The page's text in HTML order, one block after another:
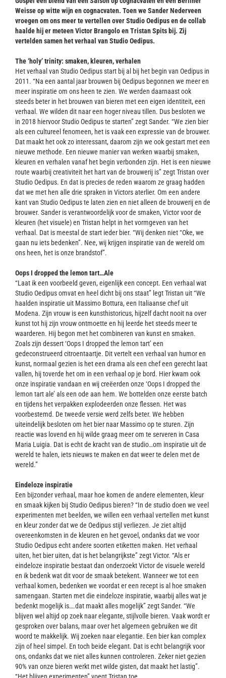
Contact
Weisse op witte wijn en cognacvaten. Toen we Sander Nederveen
vroegen om ons meer te vertellen over Studio Oedipus en de collab
haalde hij er meteen Victor Brangolo en Tristan Spits bij. Zij
vertelden samen het verhaal van Studio Oedipus.
The ‘holy’ trinity: smaken, kleuren, verhalen
Het verhaal van Studio Oedipus start bij al bij het begin van Oedipus in
2011. “Na een aantal jaar brouwen bij Oedipus begonnen we meer en
meer inspiratie om ons heen te zien. We werden daarnaast ook
steeds beter in het brouwen van bieren met een eigen identiteit, een
verhaal. We wilden dit naar een hoger niveau tillen. Dus besloten we
in 2018 hiervoor Studio Oedipus te starten” zegt Sander. “We zien bier
als een cultureel fenomeen, het is vaak een expressie van de brouwer.
Dat maakt het ook zo interessant, daarom zijn we ook gestart met een
nieuwe methode. Een nieuwe manier van werken waarbij smaken,
kleuren en verhalen vanaf het begin verbonden zijn. Het is een nieuwe
route waarbij creativiteit het hart van de brouwerij is” zegt Tristan over
Studio Oedipus. En dat is precies de reden waarom ze graag hadden
dat we met hen alle drie spraken in Victors aterlier. Om een andere
kant van Studio Oedipus te laten zien en niet alleen de brouwerij en de
brouwer. Sander is verantwoordelijk voor de smaken, Victor voor de
kleuren (het visuele) en Tristan helpt in het vormgeven van het
verhaal. Dat is meestal de start ieder bier. “Wij denken niet “Oke, we
gaan nu iets bedenken”. Nee, wij krijgen inspiratie van de wereld om
ons heen, het is onze brandstof”.
Oops I dropped the lemon tart…Ale
“Laat ik een voorbeeld geven, eigenlijk een concept. Een verhaal wat
Studio Oedipus omvat en heel dicht bij ons staat” legt Tristan uit “We
haalden inspiratie uit Massimo Bottura, een Italiaanse chef uit
Modena. Zijn vrouw is een kunsthistoricus, hijzelf dacht nooit na over
kunst tot hij zijn vrouw ontmoette en hij leerde het steeds meer te
waarderen. Hij begon met het combineren van kunst en smaken.
Zoals zijn dessert ‘Oops I dropped the lemon tart’ een
gedeconstrueerd citroentaartje. Dit vertelt een verhaal van humor en
kunst, normaal gezien is het een drama als een chef een gerecht laat
vallen, hij toverde het om in een verhaal op je bord. Hier kwam ook
onze inspiratie vandaan en wij creëerden onze ‘Oops I dropped the
lemon tart ale’ als een ode aan hem. We bottelden onze eerste batch
en tijdens het verpakken explodeerden onze flessen. Het was
voorbestemd. De tweede versie werd zelfs beter. We hebben
uiteindelijk besloten om het bier naar Massimo op te sturen. Zijn
reactie was lovend en hij wilde graag meer om te serveren in Casa
Maria Luigia. Dat is echt de kracht van de studio…om inspiratie uit de
wereld te halen, iets nieuws te maken en dat weer te delen met de
wereld.”
Eindeloze inspiratie
Een bijzonder verhaal, maar hoe komen de andere elementen, kleur
en smaak kijken bij Studio Oedipus bieren? “In de studio doen we veel
experimenten met beelden, we willen een verhaal vertellen met kunst
en kleur zonder dat we de Oedipus stijl verliezen. Je ziet altijd
overeenkomsten in de kleuren en het gevoel, ondanks dat we voor
Studio Oedipus echt andere soorten etiketten maken. Het verhaal
uiten, het bier uiten, dat is het belangrijkste” zegt Victor. “Als er
eindeloze inspiratie bestaat dan onderzoekt Victor de visuele wereld
en ik bedenk wat dit voor de smaak betekent. Wanneer we tot een
verhaal komen, bedenken we voordat er een recept is al hoe smaken
samengaan. Starten met die eindeloze inspiratie, waarbij alles wat je
bedenkt mogelijk is….dat maakt alles mogelijk” zegt Sander. “We
blijven wel altijd op zoek naar elegante, stijlvolle bieren. Vaak wordt er
gesproken over balans, maar over het algemeen gebruiken we dit
woord te makkelijk. Wij zoeken naar elegantie. Een bier kan complex
zijn of heel simpel. En toch beide elegant. Dat is echt belangrijk voor
ons, ondanks dat we niet alles kunnen controleren. Zeker niet gezien
90% van onze bieren werkt met wilde gisten, dat maakt het lastig”.